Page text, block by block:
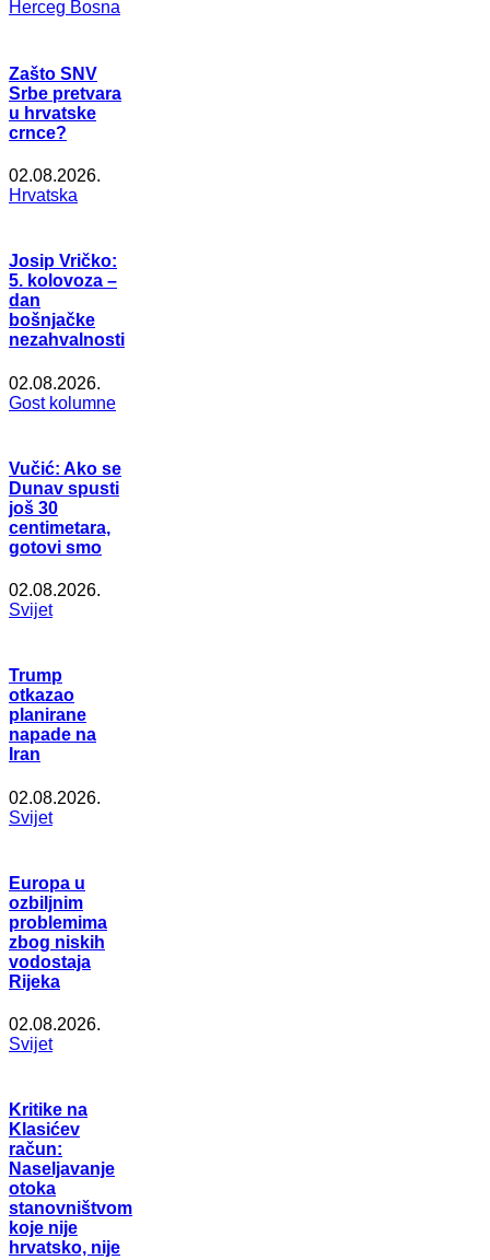
Herceg Bosna
Zašto SNV
Srbe pretvara
u hrvatske
crnce?
02.08.2026.
Hrvatska
Josip Vričko:
5. kolovoza –
dan
bošnjačke
nezahvalnosti
02.08.2026.
Gost kolumne
Vučić: Ako se
Dunav spusti
još 30
centimetara,
gotovi smo
02.08.2026.
Svijet
Trump
otkazao
planirane
napade na
Iran
02.08.2026.
Svijet
Europa u
ozbiljnim
problemima
zbog niskih
vodostaja
Rijeka
02.08.2026.
Svijet
Kritike na
Klasićev
račun:
Naseljavanje
otoka
stanovništvom
koje nije
hrvatsko, nije